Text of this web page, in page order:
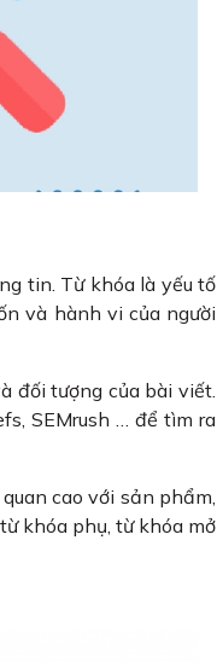
tin. Từ khóa là yếu tố
và hành vi của người
đối tượng của bài viết.
SEMrush … để tìm ra
cao với sản phẩm,
khóa phụ, từ khóa mở